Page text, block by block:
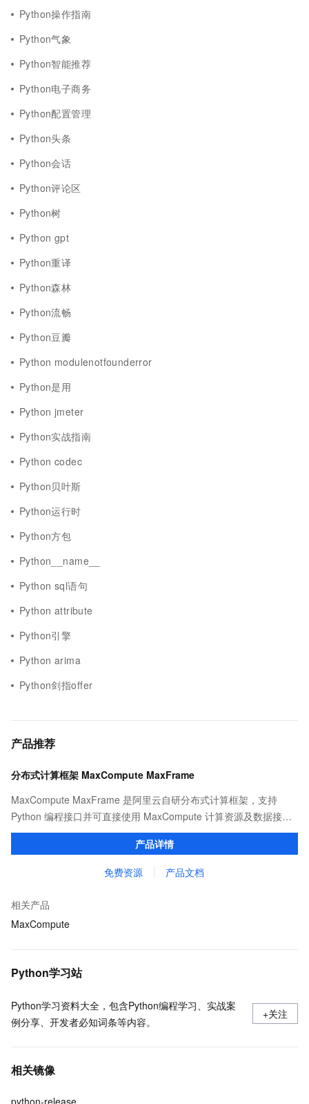
Python操作指南
Python气象
Python智能推荐
Python电子商务
Python配置管理
Python头条
Python会话
Python评论区
Python树
Python gpt
Python重译
Python森林
Python流畅
Python豆瓣
Python modulenotfounderror
Python是用
Python jmeter
Python实战指南
Python codec
Python贝叶斯
Python运行时
Python方包
Python__name__
Python sql语句
Python attribute
Python引擎
Python arima
Python剑指offer
产品推荐
分布式计算框架 MaxCompute MaxFrame
MaxCompute MaxFrame 是阿里云自研分布式计算框架，支持
Python 编程接口并可直接使用 MaxCompute 计算资源及数据接
口，与 MaxCompute Notebook、镜像管理等功能共同构成
MaxCompute 完整 Python 开发生态。
产品详情
免费资源 产品文档
相关产品
MaxCompute
Python学习站
Python学习资料大全，包含Python编程学习、实战案
例分享、开发者必知词条等内容。
+关注
相关镜像
python-release